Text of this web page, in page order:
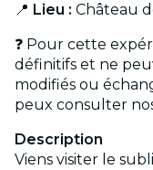
📍 Lieu : Château
❓ Pour cette
définitifs et ne
modifiés ou
peux consulter
Description
Viens visiter le